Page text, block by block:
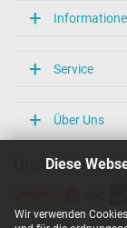
Diese
Wir verwenden
Service
Über Uns
Unsere